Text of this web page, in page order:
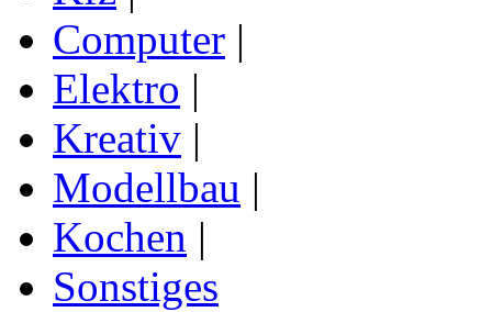
Computer |
Elektro |
Kreativ |
Modellbau |
Kochen |
Sonstiges